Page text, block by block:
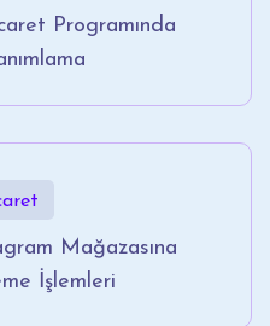
Programında
Mağazasına
İşlemleri